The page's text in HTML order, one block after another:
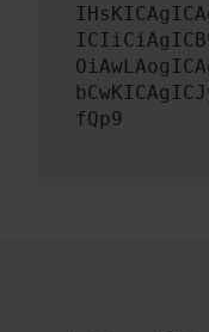
fQp9